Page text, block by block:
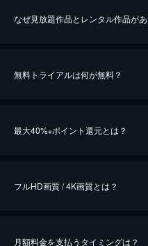
なぜ見放題作品とレンタル作品があ
無料トライアルは何が無料？
最大40%※ポイント還元とは？
フルHD画質 / 4K画質とは？
月額料金を支払うタイミングは？